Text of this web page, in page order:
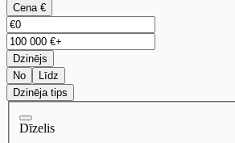
Cena €
Dzinējs
No
Līdz
Dzinēja tips
Dīzelis